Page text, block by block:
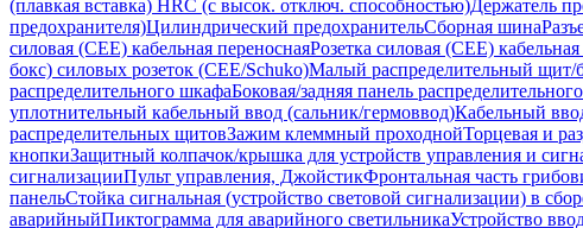
(плавкая вставка) HRC (с высок. отключ. способностью)Держатель
предохранителя)Цилиндрический предохранительСборная шина
силовая (CEE) кабельная переноснаяРозетка силовая (CEE)
бокс) силовых розеток (CEE/Schuko)Малый распределительный щит/
распределительного шкафаБоковая/задняя панель
уплотнительный кабельный ввод (сальник/гермоввод)Кабельный
распределительных щитовЗажим клеммный проходнойТорцевая и
кнопкиЗащитный колпачок/крышка для устройств управления и
сигнализацииПульт управления, ДжойстикФронтальная часть
панельСтойка сигнальная (устройство световой сигнализации) в
аварийныйПиктограмма для аварийного светильникаУстройство